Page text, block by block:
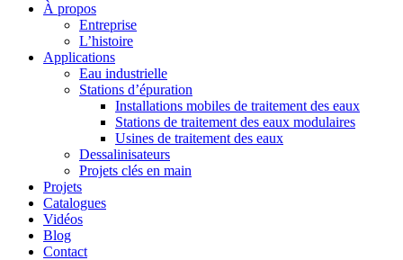
À propos
Entreprise
L’histoire
Applications
Eau industrielle
Stations d’épuration
Installations mobiles de traitement des eaux
Stations de traitement des eaux modulaires
Usines de traitement des eaux
Dessalinisateurs
Projets clés en main
Projets
Catalogues
Vidéos
Blog
Contact